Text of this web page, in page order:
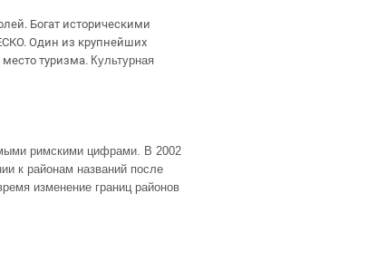
Богат историческими
Один из крупнейших
туризма. Культурная
римскими цифрами. В 2002
к районам названий после
изменение границ районов